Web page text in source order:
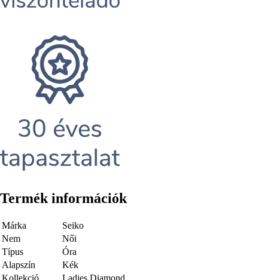
Termék információk
Márka
Seiko
Nem
Női
Típus
Óra
Alapszín
Kék
Kollekció
Ladies Diamond